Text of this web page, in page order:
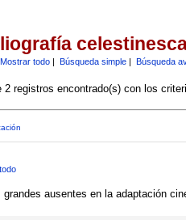
Mostrar todo| Búsqueda simple| Búsqueda
2 registros encontrado(s) con los
grandes ausentes en la adaptación